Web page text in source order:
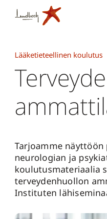
Lääketieteellinen koulutus
Tarjoamme näyttöön
neurologian ja
koulutusmateriaalia
terveydenhuollon
Instituten